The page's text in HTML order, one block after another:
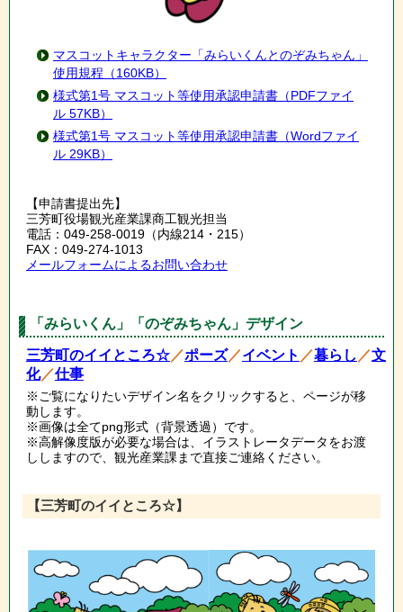
マスコットキャラクター「みらいくんとのぞみちゃん」
使用規程 （160KB）
様式第1号 マスコット等使用承認申請書（PDFファイ
ル 57KB）
様式第1号 マスコット等使用承認申請書（Wordファイ
ル 29KB）
【申請書提出先】
三芳町役場観光産業課商工観光担当
電話：049-258-0019（内線214・215）
FAX：049-274-1013
メールフォームによるお問い合わせ
「みらいくん」「のぞみちゃん」デザイン
三芳町のイイところ☆／ポーズ／イベント ／暮らし ／文
化／仕事
※ご覧になりたいデザイン名をクリックすると、ページが移
動します。
※画像は全てpng形式（背景透過）です。
※高解像度版が必要な場合は、イラストレータデータをお渡
ししますので、観光産業課まで直接ご連絡ください。
【三芳町のイイところ☆】